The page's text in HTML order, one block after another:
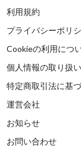
利用規約
プライバシーポリ
Cookieの利用につ
個人情報の取り扱
特定商取引法に基
運営会社
お知らせ
お問い合わせ